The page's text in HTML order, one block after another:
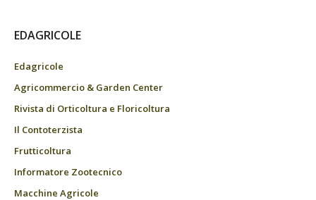
EDAGRICOLE
Edagricole
Agricommercio & Garden Center
Rivista di Orticoltura e Floricoltura
Il Contoterzista
Frutticoltura
Informatore Zootecnico
Macchine Agricole